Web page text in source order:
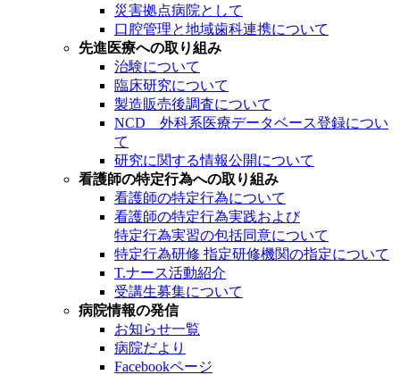
災害拠点病院として
口腔管理と地域歯科連携について
先進医療への取り組み
治験について
臨床研究について
製造販売後調査について
NCD 外科系医療データベース登録につい
て
研究に関する情報公開について
看護師の特定行為への取り組み
看護師の特定行為について
看護師の特定行為実践および
特定行為実習の包括同意について
特定行為研修 指定研修機関の指定について
T.ナース活動紹介
受講生募集について
病院情報の発信
お知らせ一覧
病院だより
Facebookページ